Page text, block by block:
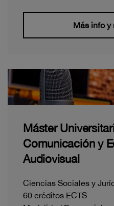
Más info y
Máster
Comunicación y
Audiovisual
Ciencias Sociales y
60 créditos ECTS